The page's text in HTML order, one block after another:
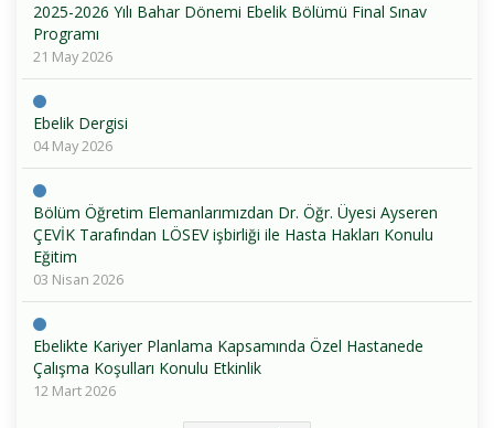
2025-2026 Yılı Bahar Dönemi Ebelik Bölümü Final Sınav
Programı
21 May 2026
Ebelik Dergisi
04 May 2026
Bölüm Öğretim Elemanlarımızdan Dr. Öğr. Üyesi Ayseren
ÇEVİK Tarafından LÖSEV işbirliği ile Hasta Hakları Konulu
Eğitim
03 Nisan 2026
Ebelikte Kariyer Planlama Kapsamında Özel Hastanede
Çalışma Koşulları Konulu Etkinlik
12 Mart 2026